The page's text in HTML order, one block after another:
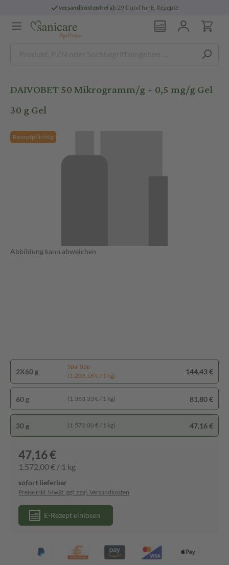
versandkostenfreiab 29 € und für E-Rezepte
DAIVOBET 50 Mikrogramm/g + 0,5 mg/g Gel
30 g Gel
Rezeptpflichtig
Abbildung kann abweichen
2X60 g
Spartipp
(1.203,58 € / 1 kg)
144,43 €
60 g (1.363,33 € / 1 kg) 81,80 €
30 g (1.572,00 € / 1 kg) 47,16 €
47,16 €
1.572,00 € / 1 kg
sofort lieferbar
Preise inkl. MwSt. ggf. zzgl. Versandkosten
E-Rezept einlösen